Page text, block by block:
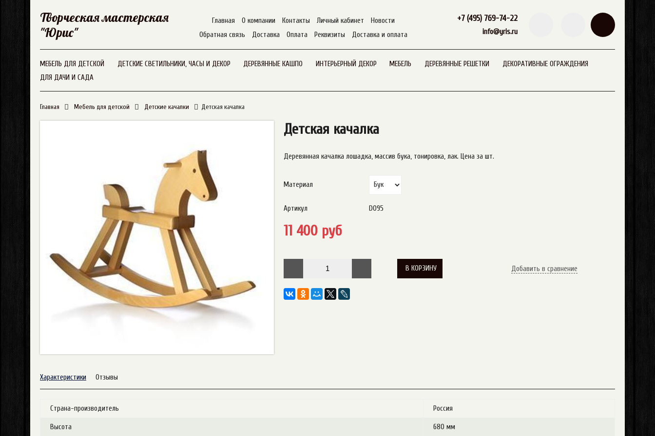
Творческая мастерская
"Юрис"
Главная О компании Контакты Личный кабинет
Новости
Обратная связь
Доставка Оплата Реквизиты Доставка и оплата
+7 (495) 769-74-22
info@yris.ru
МЕБЕЛЬ ДЛЯ ДЕТСКОЙ ДЕТСКИЕ СВЕТИЛЬНИКИ, ЧАСЫ И ДЕКОР ДЕРЕВЯННЫЕ КАШПО ИНТЕРЬЕРНЫЙ ДЕКОР МЕБЕЛЬ ДЕРЕВЯННЫЕ РЕШЕТКИ
ДЕКОРАТИВНЫЕ ОГРАЖДЕНИЯ
ДЛЯ ДАЧИ И САДА
Главная Мебель для детской Детские качалки Детская качалка
Детская качалка
Деревянная качалка лошадка, массив бука, тонировка, лак. Цена за шт.
Материал
Артикул D095
11 400 руб
В КОРЗИНУ Добавить в сравнение
Характеристики Отзывы
Страна-производитель Россия
Высота 680 мм